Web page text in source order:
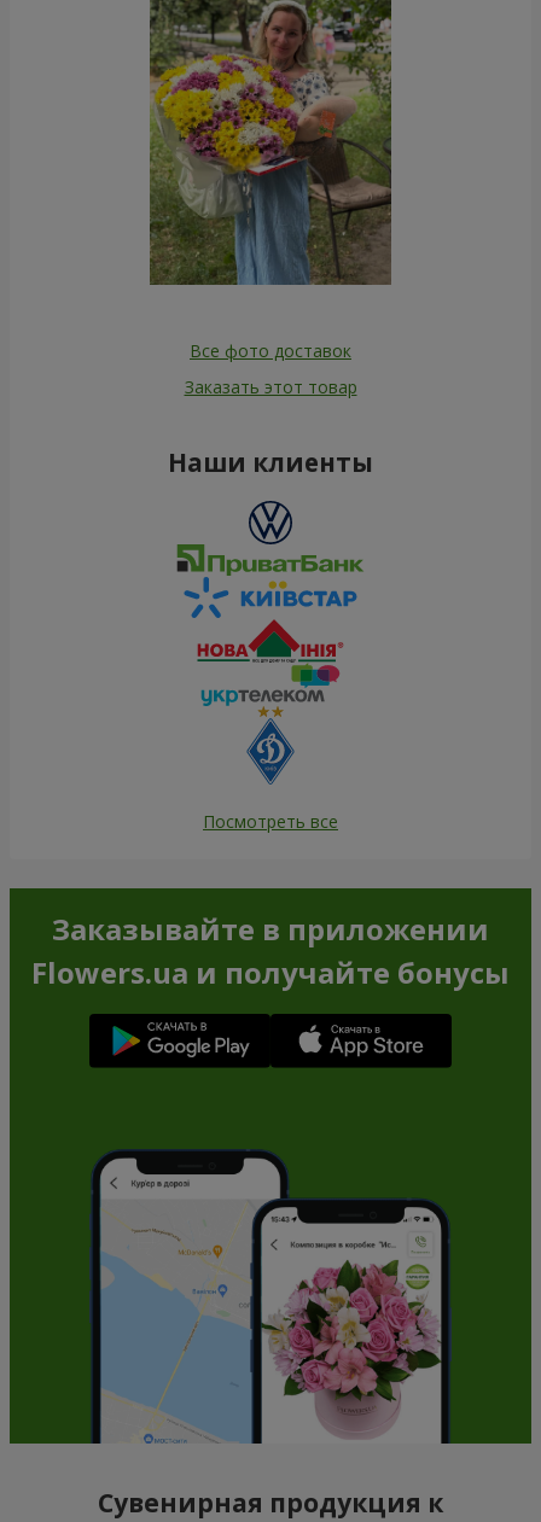
Все фото доставок
Заказать этот товар
Наши клиенты
Посмотреть все
Заказывайте в приложении
Flowers.ua и получайте бонусы
Сувенирная продукция к